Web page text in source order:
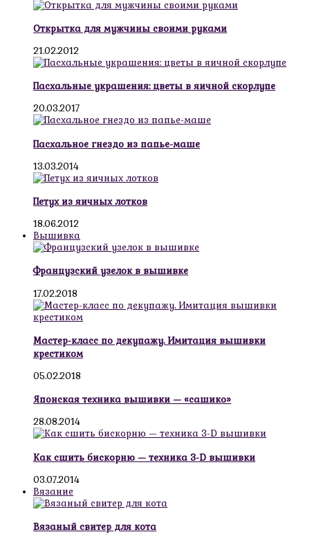
Открытка для мужчины своими руками
21.02.2012
Пасхальные украшения: цветы в яичной скорлупе
20.03.2017
Пасхальное гнездо из папье-маше
13.03.2014
Петух из яичных лотков
18.06.2012
Вышивка
Французский узелок в вышивке
17.02.2018
Мастер-класс по декупажу. Имитация вышивки
крестиком
05.02.2018
Японская техника вышивки — «сашико»
28.08.2014
Как сшить бискорню — техника 3-D вышивки
03.07.2014
Вязание
Вязаный свитер для кота